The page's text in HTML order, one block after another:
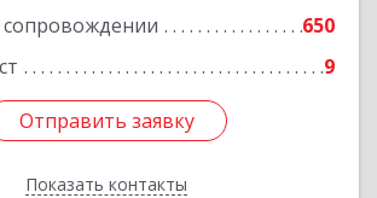
650
9
Отправить заявку
Показать контакты
Отправить заявку
Назад